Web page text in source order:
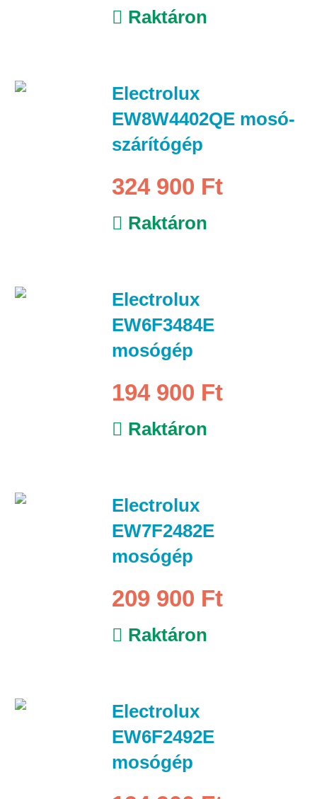
Raktáron
Electrolux
EW8W4402QE mosó-
szárítógép
324 900 Ft
Raktáron
Electrolux
EW6F3484E
mosógép
194 900 Ft
Raktáron
Electrolux
EW7F2482E
mosógép
209 900 Ft
Raktáron
Electrolux
EW6F2492E
mosógép